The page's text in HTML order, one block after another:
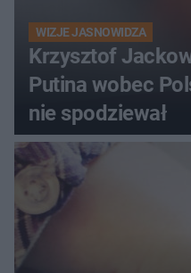
WIZJE JASNOWIDZA
Krzysztof
Putina wobec
nie spodziewał